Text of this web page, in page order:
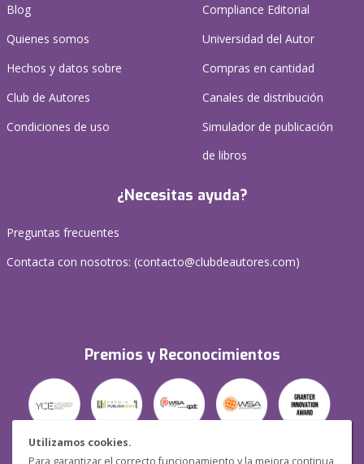
Utilizamos cookies.
Para garantizar el correcto funcionamiento y la mejora continua
Blog
Quienes somos
Hechos y datos sobre
Club de Autores
Condiciones de uso
Compliance Editorial
Universidad del Autor
Compras en cantidad
Canales de distribución
Simulador de publicación
de libros
¿Necesitas ayuda?
Preguntas frecuentes
Contacta con nosotros: (contacto@clubdeautores.com)
Premios y Reconocimientos